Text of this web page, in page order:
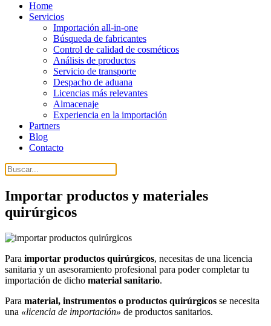
Home
Servicios
Importación all-in-one
Búsqueda de fabricantes
Control de calidad de cosméticos
Análisis de productos
Servicio de transporte
Despacho de aduana
Licencias más relevantes
Almacenaje
Experiencia en la importación
Partners
Blog
Contacto
Importar productos y materiales
quirúrgicos
Para importar productos quirúrgicos, necesitas de una licencia
sanitaria y un asesoramiento profesional para poder completar tu
importación de dicho material sanitario.
Para material, instrumentos o productos quirúrgicos se necesita
una «licencia de importación» de productos sanitarios.